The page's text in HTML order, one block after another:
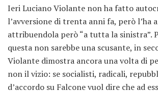
Ieri Luciano Violante non ha fatto
l’avversione di trenta anni fa, però l’ha
attribuendola però “a tutta la sinistra”.
questa non sarebbe una scusante, in
Violante dimostra ancora una volta di
non il vizio: se socialisti, radicali,
d’accordo su Falcone vuol dire che ad